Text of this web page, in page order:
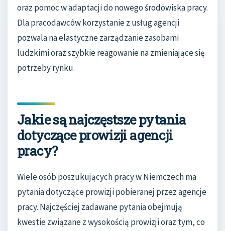
oraz pomoc w adaptacji do nowego środowiska pracy.
Dla pracodawców korzystanie z usług agencji
pozwala na elastyczne zarządzanie zasobami
ludzkimi oraz szybkie reagowanie na zmieniające się
potrzeby rynku.
Jakie są najczęstsze pytania
dotyczące prowizji agencji
pracy?
Wiele osób poszukujących pracy w Niemczech ma
pytania dotyczące prowizji pobieranej przez agencje
pracy. Najczęściej zadawane pytania obejmują
kwestie związane z wysokością prowizji oraz tym, co